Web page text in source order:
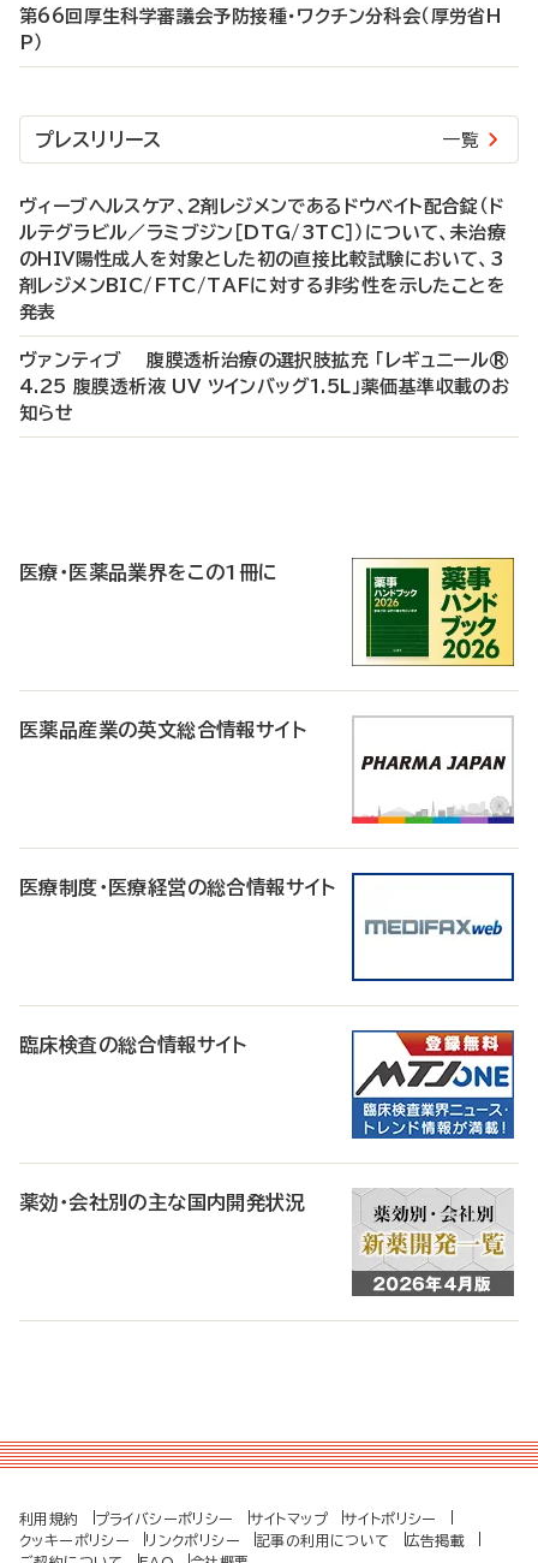
第66回厚生科学審議会予防接種・ワクチン分科会（厚労省H
P）
プレスリリース 一覧
ヴィーブヘルスケア、2剤レジメンであるドウベイト配合錠（ド
ルテグラビル／ラミブジン［DTG/3TC］）について、未治療
のHIV陽性成人を対象とした初の直接比較試験において、3
剤レジメンBIC/FTC/TAFに対する非劣性を示したことを
発表
ヴァンティブ 腹膜透析治療の選択肢拡充 「レギュニール®
4.25 腹膜透析液 UV ツインバッグ1.5L」薬価基準収載のお
知らせ
医療・医薬品業界をこの1冊に
医薬品産業の英文総合情報サイト
医療制度・医療経営の総合情報サイト
臨床検査の総合情報サイト
薬効・会社別の主な国内開発状況
利用規約 プライバシーポリシー サイトマップ
サイトポリシー
クッキーポリシー
リンクポリシー 記事の利用について
広告掲載